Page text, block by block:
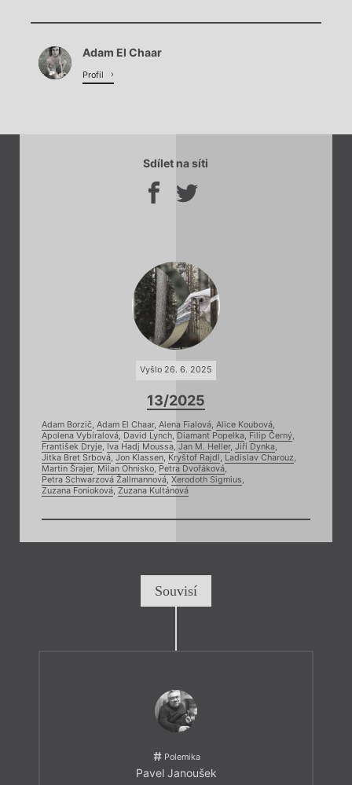
Chviličku.
Načítá se.
Adam El Chaar
Profil
Sdílet na síti
Vyšlo 26. 6. 2025
13/2025
Adam Borzič, Adam El Chaar, Alena Fialová, Alice Koubová,
Apolena Vybíralová, David Lynch, Diamant Popelka, Filip Černý,
František Dryje, Iva Hadj Moussa, Jan M. Heller, Jiří Dynka,
Jitka Bret Srbová, Jon Klassen, Kryštof Rajdl, Ladislav Charouz,
Martin Šrajer, Milan Ohnisko, Petra Dvořáková,
Petra Schwarzová Žallmannová, Xerodoth Sigmius,
Zuzana Fonioková, Zuzana Kultánová
Souvisí
Polemika
Pavel Janoušek